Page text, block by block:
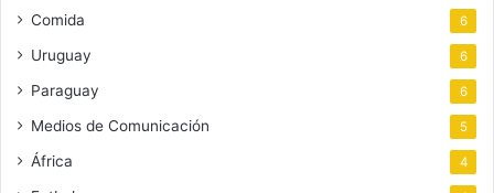
Comida 6
Uruguay 6
Paraguay 6
Medios de Comunicación 5
África 4